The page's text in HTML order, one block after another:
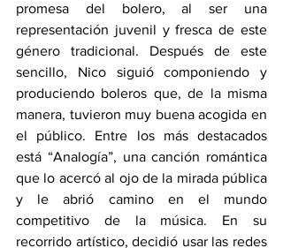
promesa del bolero, al ser una
representación juvenil y fresca de este
género tradicional. Después de este
sencillo, Nico siguió componiendo y
produciendo boleros que, de la misma
manera, tuvieron muy buena acogida en
el público. Entre los más destacados
está “Analogía”, una canción romántica
que lo acercó al ojo de la mirada pública
y le abrió camino en el mundo
competitivo de la música. En su
recorrido artístico, decidió usar las redes